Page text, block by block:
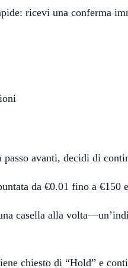
ricevi una conferma
avanti, decidi di
da €0.01 fino a €150
casella alla
chiesto di “Hold” e